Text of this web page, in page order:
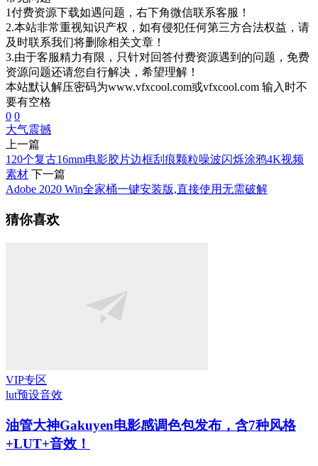
1付费资源下载如遇问题，右下角微信联系客服！
2.本站非常重视知识产权，如有侵犯任何第三方合法权益，请
及时联系我们将删除相关文章！
3.由于客服精力有限，只针对回答付费资源遇到的问题，免费
资源问题还请您自行解决，希望理解！
本站默认解压密码为www.vfxcool.com或vfxcool.com 输入时不
要有空格
0 0
大气震撼
上一篇
120个复古16mm电影胶片边框刮痕颗粒噪波闪烁涂鸦4K视频
素材 下一篇
Adobe 2020 Win全家桶一键安装版,直接使用无需破解
猜你喜欢
VIP专区
lut预设音效
油管大神Gakuyen电影感调色包发布，含7种风格
+LUT+音效！